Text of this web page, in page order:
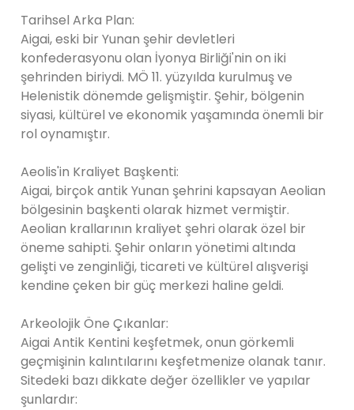
Tarihsel Arka Plan:
Aigai, eski bir Yunan şehir devletleri
konfederasyonu olan İyonya Birliği'nin on iki
şehrinden biriydi. MÖ 11. yüzyılda kurulmuş ve
Helenistik dönemde gelişmiştir. Şehir, bölgenin
siyasi, kültürel ve ekonomik yaşamında önemli bir
rol oynamıştır.
Aeolis'in Kraliyet Başkenti:
Aigai, birçok antik Yunan şehrini kapsayan Aeolian
bölgesinin başkenti olarak hizmet vermiştir.
Aeolian krallarının kraliyet şehri olarak özel bir
öneme sahipti. Şehir onların yönetimi altında
gelişti ve zenginliği, ticareti ve kültürel alışverişi
kendine çeken bir güç merkezi haline geldi.
Arkeolojik Öne Çıkanlar:
Aigai Antik Kentini keşfetmek, onun görkemli
geçmişinin kalıntılarını keşfetmenize olanak tanır.
Sitedeki bazı dikkate değer özellikler ve yapılar
şunlardır: